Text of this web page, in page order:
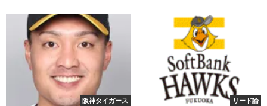
阪神タイガース リード論